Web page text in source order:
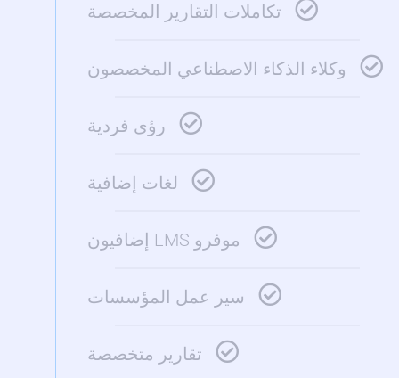
تكاملات التقارير المخصصة
وكلاء الذكاء الاصطناعي المخصصون
رؤى فردية
لغات إضافية
موفرو LMS إضافيون
سير عمل المؤسسات
تقارير متخصصة